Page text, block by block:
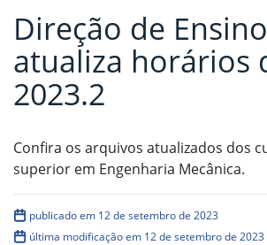
Direção de Ensino
atualiza horários
2023.2
Confira os arquivos atualizados dos
superior em Engenharia Mecânica.
publicado em 12 de setembro de 2023
última modificação em 12 de setembro de 2023